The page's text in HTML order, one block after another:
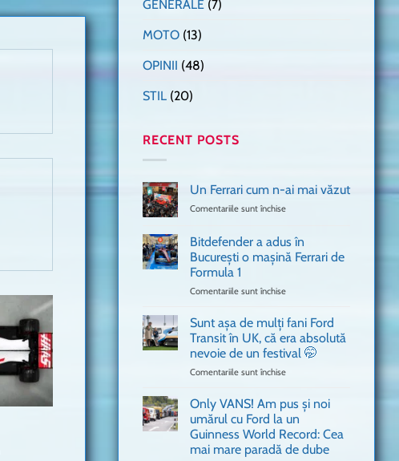
GENERALE (7)
MOTO (13)
OPINII (48)
STIL (20)
RECENT POSTS
Un Ferrari cum n-ai mai văzut
Comentariile sunt închise
Ferrari
cum
n-
Bitdefender a adus în
București o mașină Ferrari de
Formula 1
Comentariile sunt închise
a
adus
în
București
Ferrari
Formula
1
Sunt așa de mulți fani Ford
Transit în UK, că era absolută
nevoie de un festival 🤭
Comentariile sunt închise
de
mulți
fani
Ford
Only VANS! Am pus și noi
umărul cu Ford la un
Guinness World Record: Cea
mai mare paradă de dube